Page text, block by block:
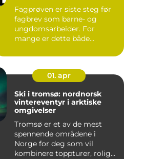
Fagprøven er siste steg før
fagbrev som barne- og
ungdomsarbeider. For
mange er dette både
01. apr
Ski i tromsø: nordnorsk
vintereventyr i arktiske
omgivelser
Tromsø er et av de mest
spennende områdene i
Norge for deg som vil
kombinere toppturer, rolig